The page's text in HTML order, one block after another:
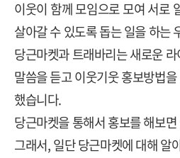
이웃이 함께 모임으로 모여 서로
살아갈 수 있도록 돕는 일을 하는
당근마켓과 트래바리는 새로운
말씀을 듣고 이웃기웃 홍보방법
했습니다.
당근마켓을 통해서 홍보를 해보
그래서, 일단 당근마켓에 대해 알